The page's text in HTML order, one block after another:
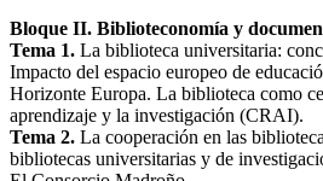
Bloque II. Biblioteconomía y
Tema 1. La biblioteca universitaria:
Impacto del espacio europeo de
Horizonte Europa. La biblioteca como
aprendizaje y la investigación (CRAI).
Tema 2. La cooperación en las
bibliotecas universitarias y de